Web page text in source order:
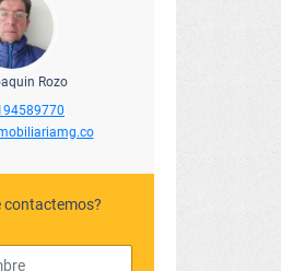
Rozo
contactemos?